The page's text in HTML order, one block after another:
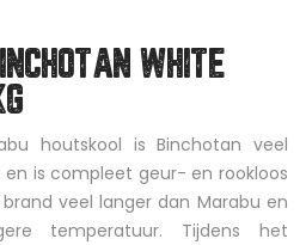
WHITE
houtskool is Binchotan veel
is compleet geur- en rookloos
veel langer dan Marabu en
temperatuur. Tijdens het